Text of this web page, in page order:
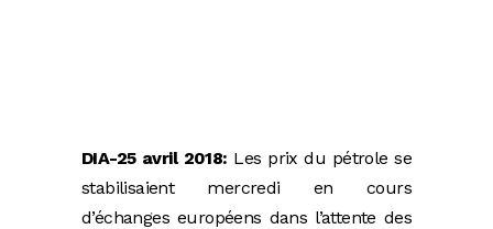
DIA-25 avril 2018: Les prix du pétrole se
stabilisaient mercredi en cours
d’échanges européens dans l’attente des